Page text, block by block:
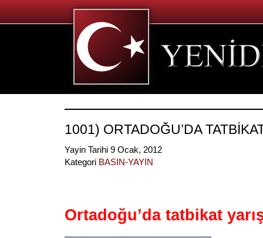
1001) ORTADOĞU’DA
Yayin Tarihi 9 Ocak, 2012
Kategori BASIN-YAYIN
Ortadoğu’da tatbikat